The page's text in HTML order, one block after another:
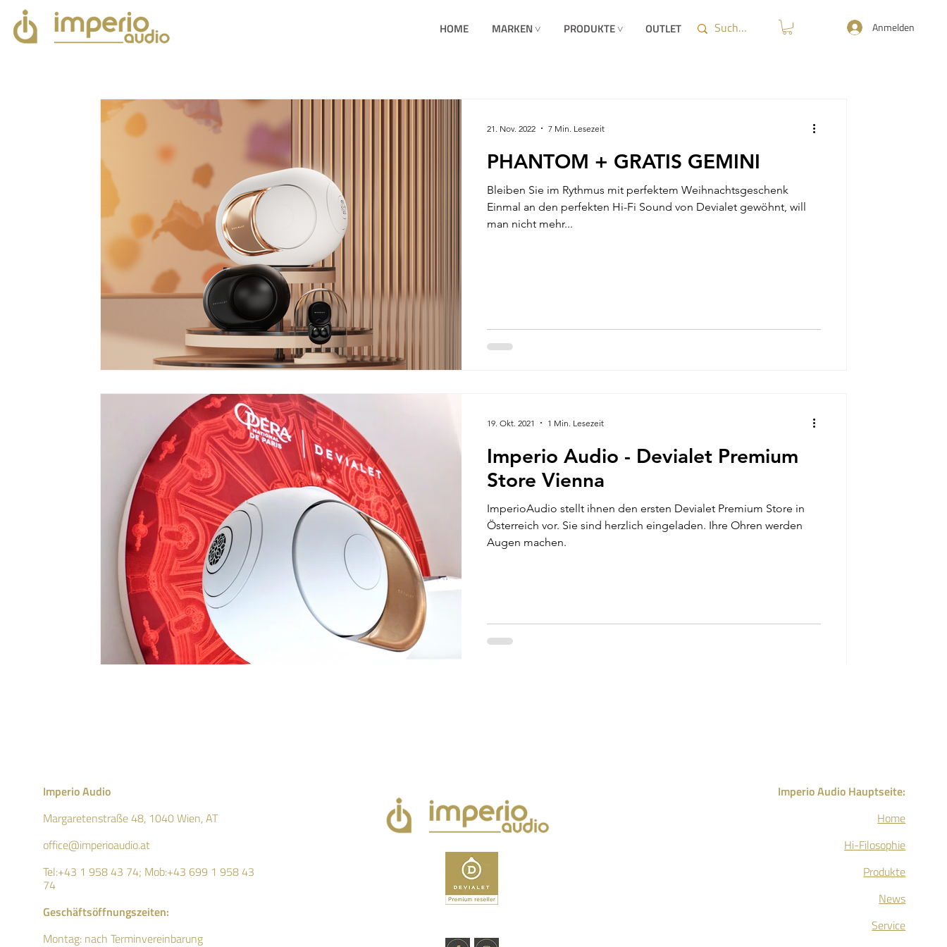
HOME MARKEN ˅ PRODUKTE ˅ OUTLET Anmelden
PHANTOM + GRATIS GEMINI
Bleiben Sie im Rythmus mit perfektem Weihnachtsgeschenk
Einmal an den perfekten Hi-Fi Sound von Devialet gewöhnt, will
man nicht mehr...
21. Nov. 2022 7 Min. Lesezeit
Imperio Audio - Devialet Premium
Store Vienna
ImperioAudio stellt ihnen den ersten Devialet Premium Store in
Österreich vor. Sie sind herzlich eingeladen. Ihre Ohren werden
Augen machen.
19. Okt. 2021 1 Min. Lesezeit
Imperio Audio
Margaretenstraße 48, 1040 Wien, AT
office@imperioaudio.at
Tel:+43 1 958 43 74; Mob:+43 699 1 958 43
74
Geschäftsöffnungszeiten:
Montag: nach Terminvereinbarung
Imperio Audio Hauptseite:
Home
Hi-Filosophie
Produkte
News
Service